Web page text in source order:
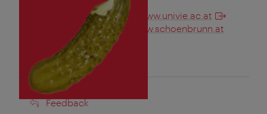
Hauptuniversität Wien:
www.univie.ac.at
Schloss Schönbrunn:
www.schoenbrunn.at
Feedback
Feedback